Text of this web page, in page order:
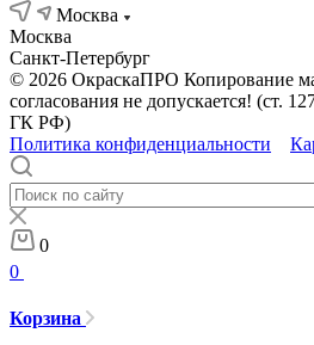
Москва
Москва
Санкт-Петербург
© 2026 ОкраскаПРО Копирование
согласования не допускается! (ст.
ГК РФ)
Политика конфиденциальности
0
0
Корзина